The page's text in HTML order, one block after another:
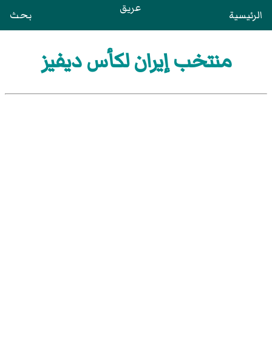
الرئيسية عريق بحث
منتخب إيران لكأس ديفيز